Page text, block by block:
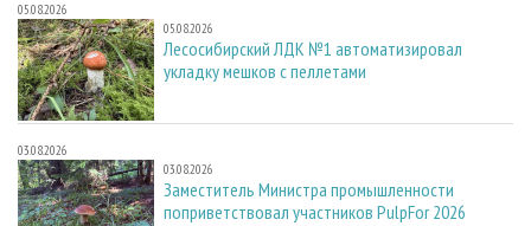
05.08.2026
05.08.2026
Лесосибирский ЛДК №1 автоматизировал
укладку мешков с пеллетами
03.08.2026
03.08.2026
Заместитель Министра промышленности
поприветствовал участников PulpFor 2026